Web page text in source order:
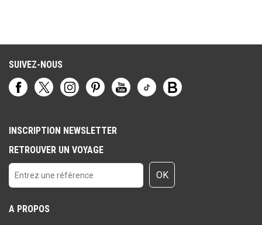
SUIVEZ-NOUS
INSCRIPTION NEWSLETTER
RETROUVER UN VOYAGE
OK
A PROPOS